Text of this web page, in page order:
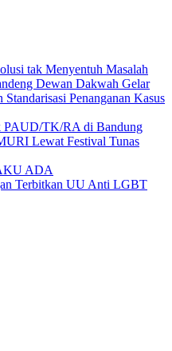
tak Menyentuh Masalah
Dewan Dakwah Gelar
Penanganan Kasus
PAUD/TK/RA di Bandung
Lewat Festival Tunas
ADA
Terbitkan UU Anti LGBT